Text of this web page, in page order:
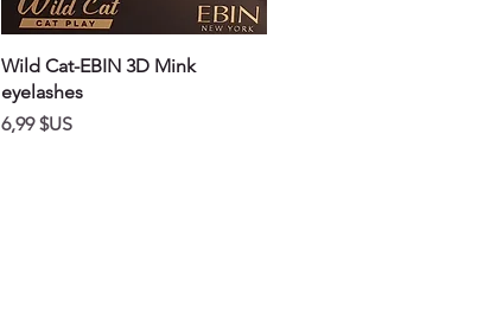
Aperçu rapide
Wild Cat-EBIN 3D Mink
eyelashes
Prix
6,99 $US